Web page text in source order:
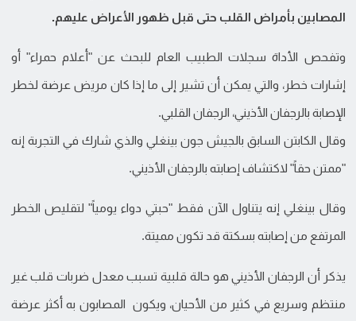
المصابين بأمراض القلب حتى قبل ظهور الأعراض عليهم.
وتفحص الأداة سجلات الطبيب العام للبحث عن "أعلام حمراء" أو
إشارات خطر، والتي يمكن أن تشير إلى ما إذا كان مريض عرضة لخطر
الإصابة بالرجفان الأذيني، الرجفان القلبي.
وقال الكابتن السابق بالجيش جون بينغلي والذي شارك في التجربة إنه
"ممتن حقاً" لاكتشاف إصابته بالرجفان الأذيني.
وقال بينغلي إنه يتناول الآن فقط "حبتي دواء يومياً" لتقليص الخطر
المرتفع من إصابته بسكتة قد تكون مميتة.
يذكر أن الرجفان الأذيني هو حالة قلبية تسبب معدل ضربات قلب غير
منتظم وسريع في كثير من الأحيان، ويكون المصابون به أكثر عرضة